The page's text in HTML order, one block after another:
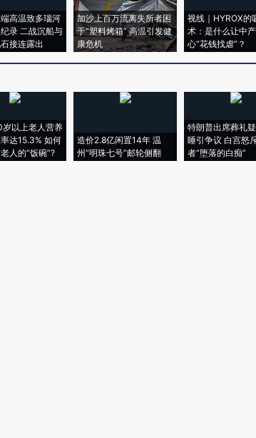
高温致多瑙河
录 二战沉船与
接连露出
加沙上百万流离失所者困
于“塑料烤箱” 高温引发健
康危机
视线｜HYROX的
术：是什么让中
心“花钱找虐”？
以上老人营养
达15.3% 如何
人的“饭碗”?
造价2.8亿闲置14年 温
州“明珠七号”邮轮侧翻
特朗普出席葬礼
睡引争议 白宫怒
者“堕落的白痴”